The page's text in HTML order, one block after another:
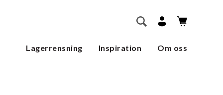
        SÖK
Lagerrensning Inspiration Om oss